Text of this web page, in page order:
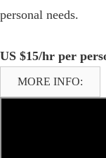
personal needs.
US $15/hr per
MORE INFO: